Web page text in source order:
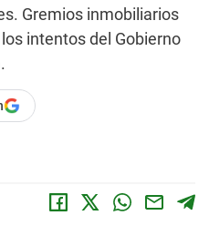
Gremios inmobiliarios
intentos del Gobierno